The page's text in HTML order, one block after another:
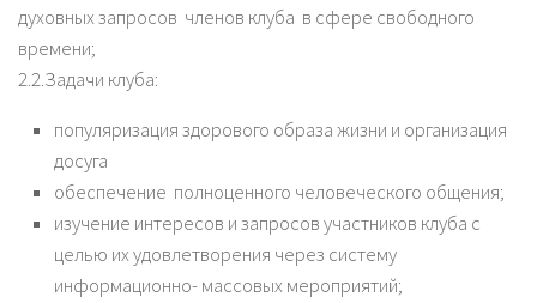
духовных запросов членов клуба в сфере свободного
времени;
2.2.Задачи клуба:
популяризация здорового образа жизни и организация
досуга
обеспечение полноценного человеческого общения;
изучение интересов и запросов участников клуба с
целью их удовлетворения через систему
информационно- массовых мероприятий;